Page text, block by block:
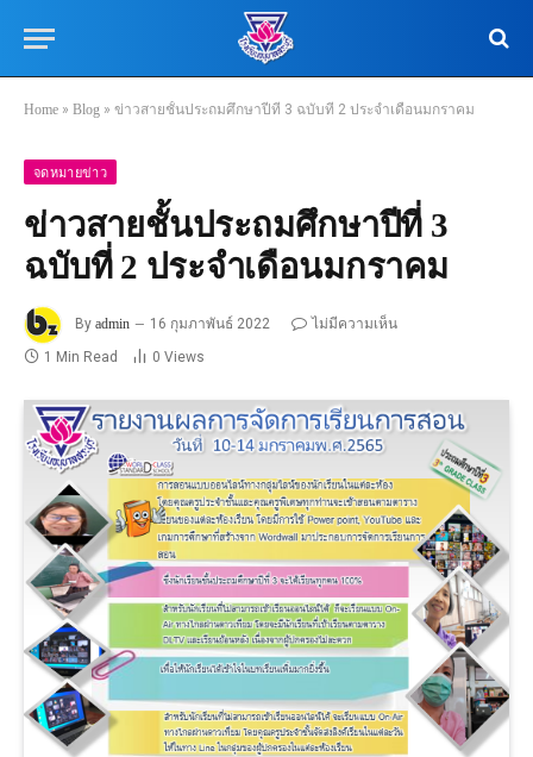
Home » Blog » ข่าวสายชั้นประถมศึกษาปีที่ 3 ฉบับที่ 2 ประจำเดือนมกราคม
จดหมายข่าว
ข่าวสายชั้นประถมศึกษาปีที่ 3
ฉบับที่ 2 ประจำเดือนมกราคม
By admin 16 กุมภาพันธ์ 2022
ไม่มีความเห็น
1 Min Read
0 Views